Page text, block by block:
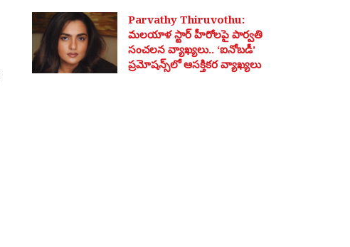
Parvathy Thiruvothu:
మలయాళ స్టార్ హీరోలపై పార్వతి
సంచలన వ్యాఖ్యలు.. ‘ఐనోబడీ’
ప్రమోషన్స్‌లో ఆసక్తికర వ్యాఖ్యలు